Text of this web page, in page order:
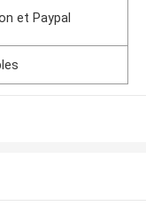
et Paypal